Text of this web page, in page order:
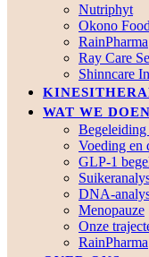
Nutriphyt
Okono
RainPharma
Ray Care
Shinncare
WAT WE DOEN
Begeleiding
Voeding en
GLP-1
DNA-
Menopauze
Onze
RainPharma